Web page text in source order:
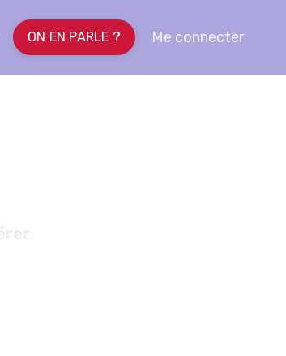
ON EN PARLE ? Me connecter